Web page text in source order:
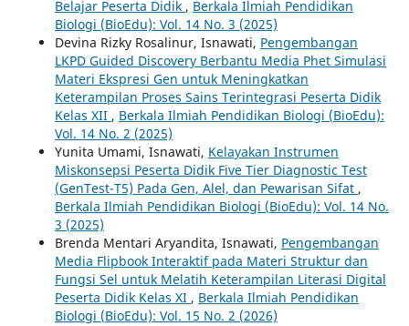
Belajar Peserta Didik , Berkala Ilmiah Pendidikan
Biologi (BioEdu): Vol. 14 No. 3 (2025)
Devina Rizky Rosalinur, Isnawati, Pengembangan
LKPD Guided Discovery Berbantu Media Phet Simulasi
Materi Ekspresi Gen untuk Meningkatkan
Keterampilan Proses Sains Terintegrasi Peserta Didik
Kelas XII , Berkala Ilmiah Pendidikan Biologi (BioEdu):
Vol. 14 No. 2 (2025)
Yunita Umami, Isnawati, Kelayakan Instrumen
Miskonsepsi Peserta Didik Five Tier Diagnostic Test
(GenTest-T5) Pada Gen, Alel, dan Pewarisan Sifat ,
Berkala Ilmiah Pendidikan Biologi (BioEdu): Vol. 14 No.
3 (2025)
Brenda Mentari Aryandita, Isnawati, Pengembangan
Media Flipbook Interaktif pada Materi Struktur dan
Fungsi Sel untuk Melatih Keterampilan Literasi Digital
Peserta Didik Kelas XI , Berkala Ilmiah Pendidikan
Biologi (BioEdu): Vol. 15 No. 2 (2026)